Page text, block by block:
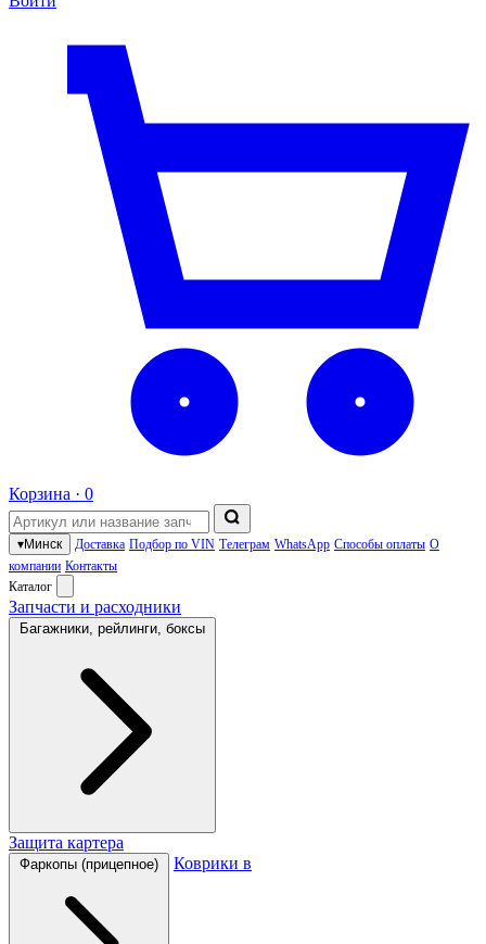
Корзина · 0
▾Минск Доставка Подбор по VIN Телеграм WhatsApp Способы оплаты О
компании Контакты
Каталог
Запчасти и расходники
Багажники, рейлинги, боксы
Защита картера
Фаркопы (прицепное) Коврики в